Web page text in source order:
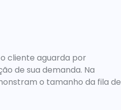
cliente aguarda por
de sua demanda. Na
o tamanho da fila de